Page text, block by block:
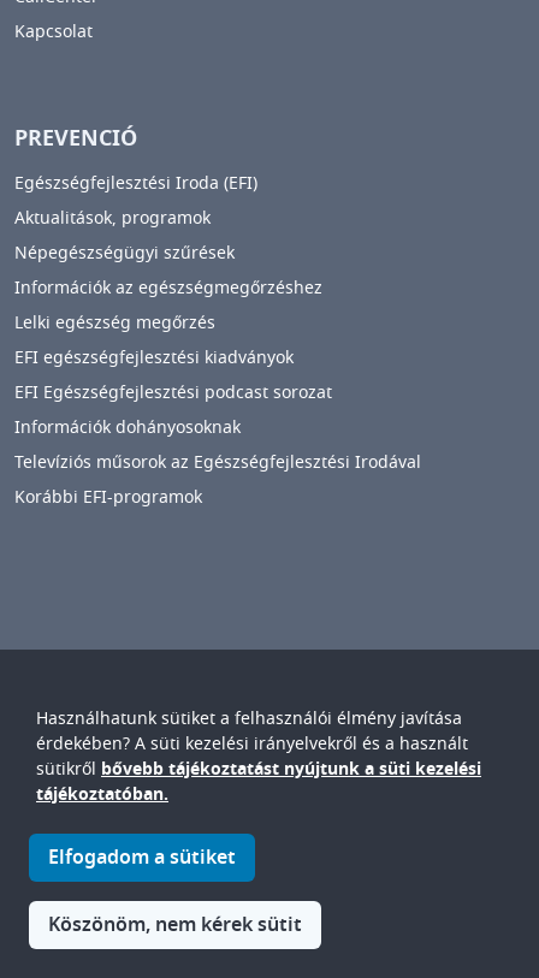
Használhatunk sütiket a felhasználói élmény javítása
érdekében? A süti kezelési irányelvekről és a használt
sütikről bővebb tájékoztatást nyújtunk a süti kezelési
tájékoztatóban.
Elfogadom a sütiket
Köszönöm, nem kérek sütit
IMAGE
IMAGE
Kapcsolat
PREVENCIÓ
Egészségfejlesztési Iroda (EFI)
Aktualitások, programok
Népegészségügyi szűrések
Információk az egészségmegőrzéshez
Lelki egészség megőrzés
EFI egészségfejlesztési kiadványok
EFI Egészségfejlesztési podcast sorozat
Információk dohányosoknak
Televíziós műsorok az Egészségfejlesztési Irodával
Korábbi EFI-programok
Győr-Moson-Sopron Vármegyei
Petz Aladár
Egyetemi Oktató Kórház
© Győr-Moson-Sopron Vármegyei Petz Aladár Egyetemi Oktató
Kórház • 9024. Győr, Vasvári P. u. 2-4.